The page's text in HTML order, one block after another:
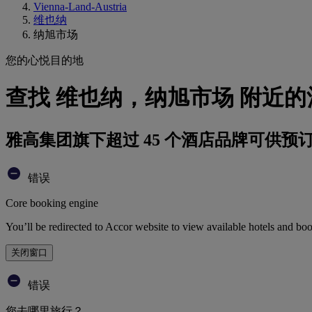
Vienna-Land-Austria
维也纳
纳旭市场
您的心悦目的地
查找 维也纳，纳旭市场 附近
雅高集团旗下超过 45 个酒店品牌可供预
错误
Core booking engine
You’ll be redirected to Accor website to view available hotels and
关闭窗口
错误